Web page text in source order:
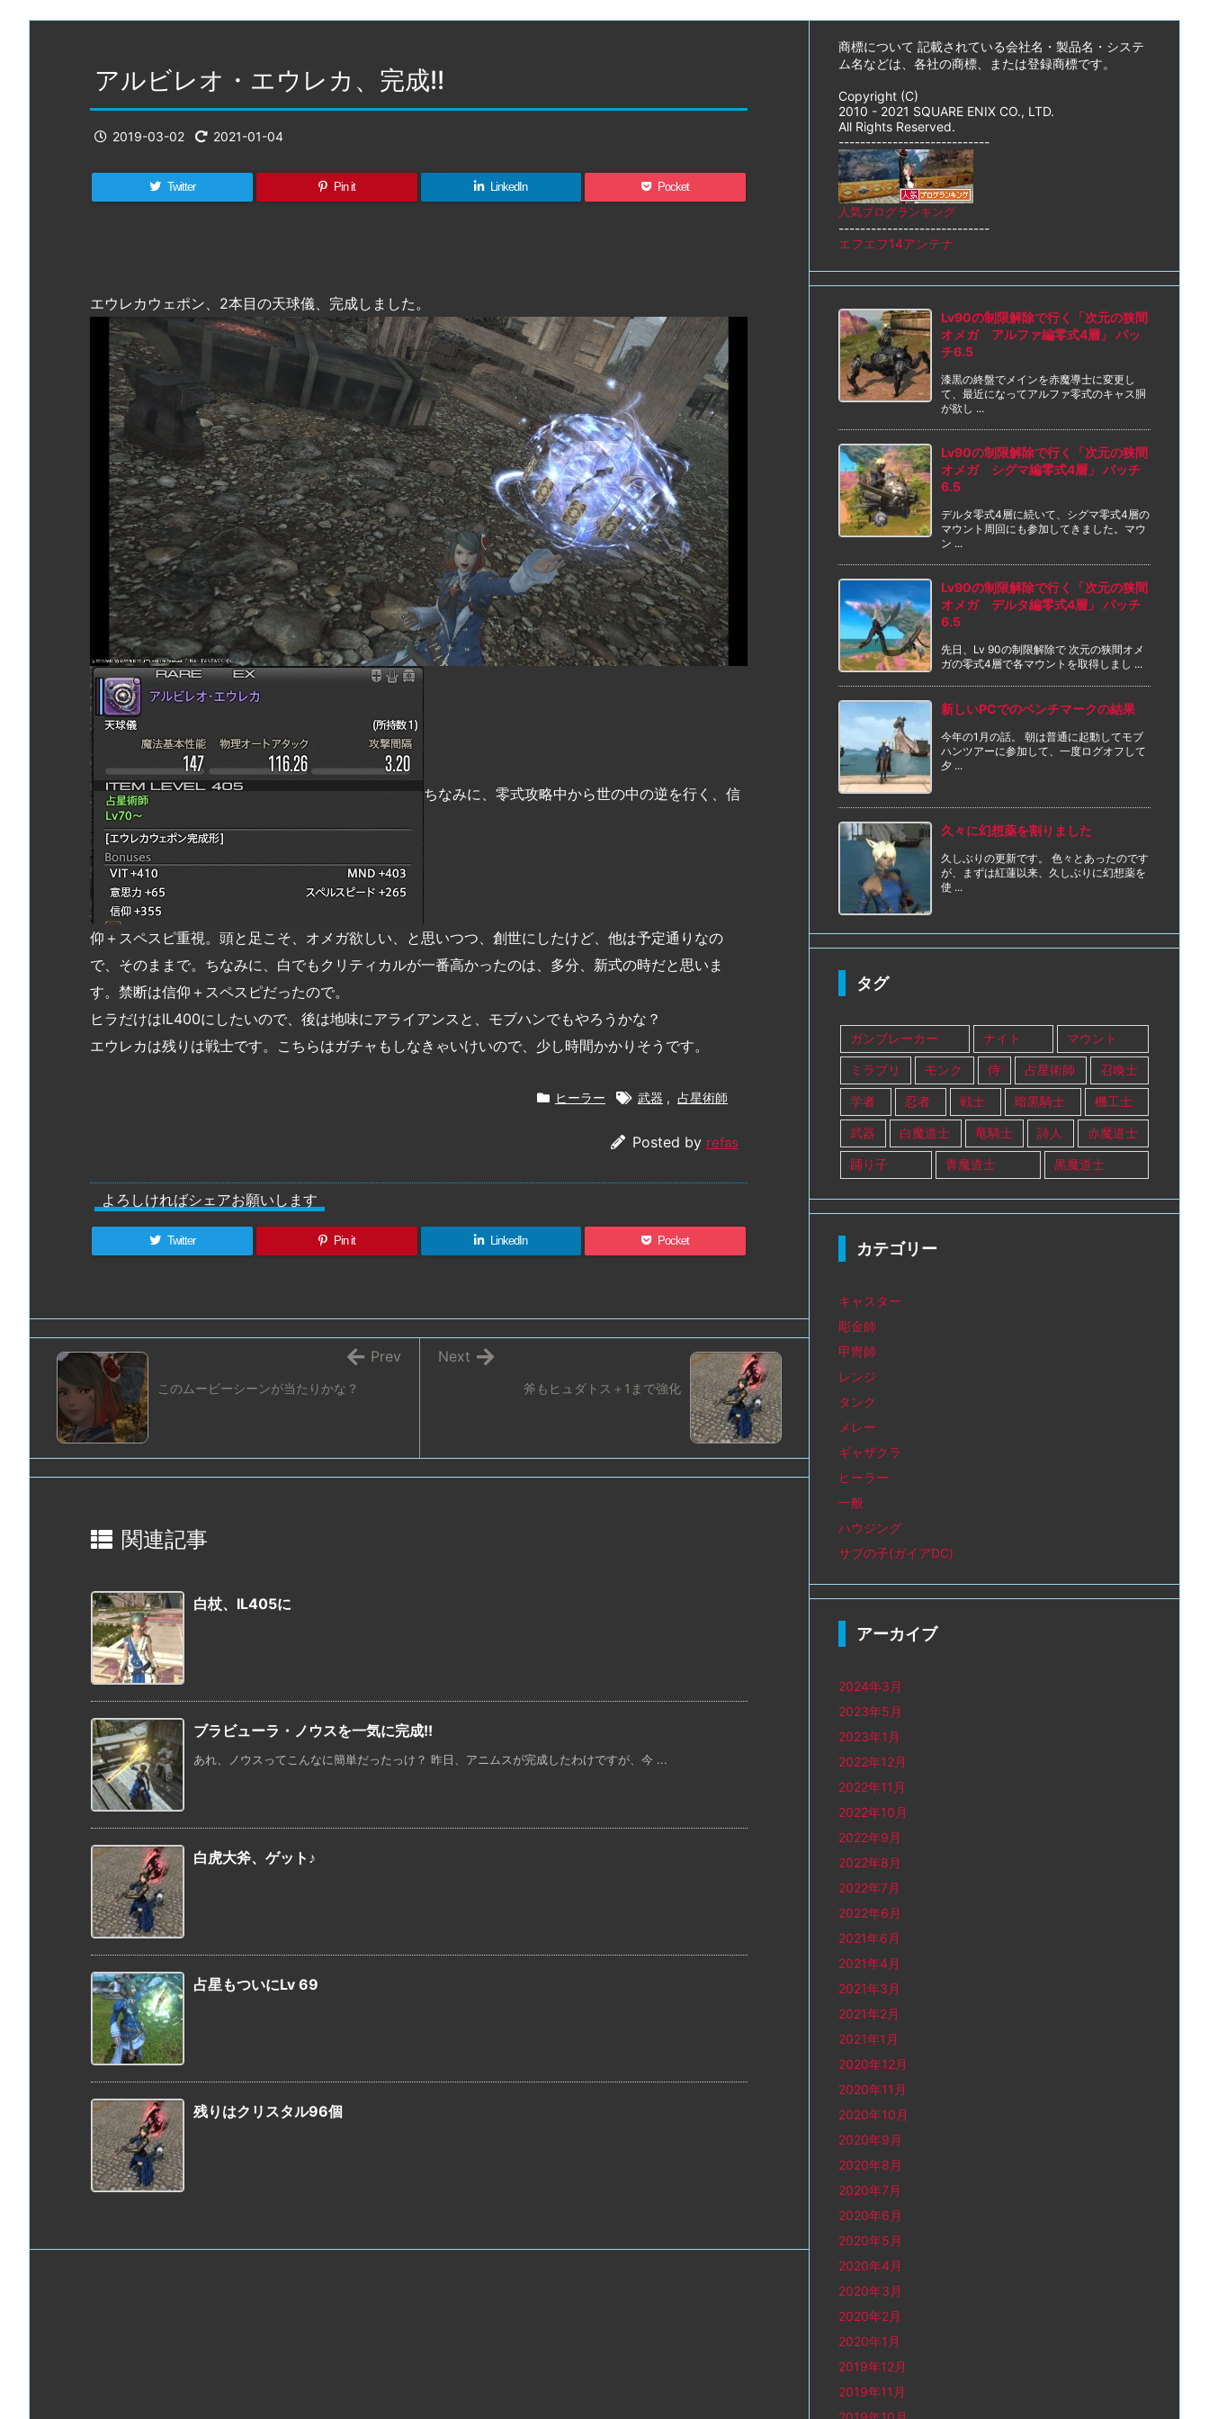
アルビレオ・エウレカ、完成!!
2019-03-02 2021-01-04
Twitter Pin it LinkedIn Pocket
エウレカウェポン、2本目の天球儀、完成しました。
ちなみに、零式攻略中から世の中の逆を行く、信
仰＋スペスピ重視。頭と足こそ、オメガ欲しい、と思いつつ、創世にしたけど、他は予定通りなの
で、そのままで。ちなみに、白でもクリティカルが一番高かったのは、多分、新式の時だと思いま
す。禁断は信仰＋スペスピだったので。
ヒラだけはIL400にしたいので、後は地味にアライアンスと、モブハンでもやろうかな？
エウレカは残りは戦士です。こちらはガチャもしなきゃいけいので、少し時間かかりそうです。
ヒーラー 武器 , 占星術師
Posted by refas
よろしければシェアお願いします
Twitter Pin it LinkedIn Pocket
斧もヒュダトス＋1まで強化
Next
このムービーシーンが当たりかな？
Prev
関連記事
白杖、IL405に
ブラビューラ・ノウスを一気に完成!!
あれ、ノウスってこんなに簡単だったっけ？ 昨日、アニムスが完成したわけですが、今 ...
白虎大斧、ゲット♪
占星もついにLv 69
残りはクリスタル96個
商標について 記載されている会社名・製品名・システ
ム名などは、各社の商標、または登録商標です。
Copyright (C)
2010 - 2021 SQUARE ENIX CO., LTD.
All Rights Reserved.
----------------------------
人気ブログランキング
----------------------------
エフエフ14アンテナ
Lv90の制限解除で行く「次元の狭間
オメガ アルファ編零式4層」 パッ
チ6.5
漆黒の終盤でメインを赤魔導士に変更し
て、最近になってアルファ零式のキャス胴
が欲し ...
Lv90の制限解除で行く「次元の狭間
オメガ シグマ編零式4層」 パッチ
6.5
デルタ零式4層に続いて、シグマ零式4層の
マウント周回にも参加してきました。マウ
ン ...
Lv90の制限解除で行く「次元の狭間
オメガ デルタ編零式4層」 パッチ
6.5
先日、Lv 90の制限解除で 次元の狭間オメ
ガの零式4層で各マウントを取得しまし ...
新しいPCでのベンチマークの結果
今年の1月の話。 朝は普通に起動してモブ
ハンツアーに参加して、一度ログオフして
夕 ...
久々に幻想薬を割りました
久しぶりの更新です。 色々とあったのです
が、まずは紅蓮以来、久しぶりに幻想薬を
使 ...
タグ
ガンブレーカー ナイト マウント
ミラプリ モンク 侍 占星術師 召喚士
学者 忍者 戦士 暗黒騎士 機工士
武器 白魔道士 竜騎士 詩人 赤魔道士
踊り子 青魔道士 黒魔道士
カテゴリー
キャスター
彫金師
甲冑師
レンジ
タンク
メレー
ギャザクラ
ヒーラー
一般
ハウジング
サブの子(ガイアDC)
アーカイブ
2024年3月
2023年5月
2023年1月
2022年12月
2022年11月
2022年10月
2022年9月
2022年8月
2022年7月
2022年6月
2021年6月
2021年4月
2021年3月
2021年2月
2021年1月
2020年12月
2020年11月
2020年10月
2020年9月
2020年8月
2020年7月
2020年6月
2020年5月
2020年4月
2020年3月
2020年2月
2020年1月
2019年12月
2019年11月